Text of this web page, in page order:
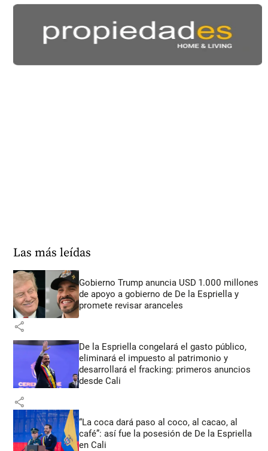
Las más leídas
Gobierno Trump anuncia USD 1.000 millones
de apoyo a gobierno de De la Espriella y
promete revisar aranceles
share
De la Espriella congelará el gasto público,
eliminará el impuesto al patrimonio y
desarrollará el fracking: primeros anuncios
desde Cali
share
“La coca dará paso al coco, al cacao, al
café”: así fue la posesión de De la Espriella
en Cali